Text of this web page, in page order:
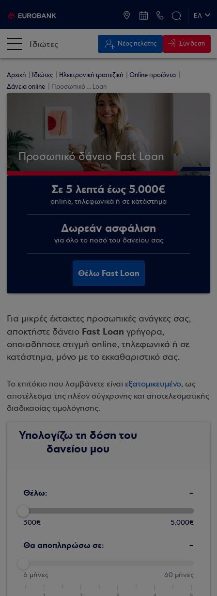
ΕΛ
Ιδιώτες Νέος πελάτης Σύνδεση
Αρχική Ιδιώτες Ηλεκτρονική τραπεζική
Online προϊόντα
Δάνεια online
Προσωπικό ... Loan
Προσωπικό δάνειο Fast Loan
Σε 5 λεπτά έως 5.000€
online, τηλεφωνικά ή σε κατάστημα
Δωρεάν ασφάλιση
για όλο το ποσό του δανείου σας
Θέλω Fast Loan
Για μικρές έκτακτες προσωπικές ανάγκες σας,
αποκτήστε δάνειο Fast Loan γρήγορα,
οποιαδήποτε στιγμή online, τηλεφωνικά ή σε
κατάστημα, μόνο με το εκκαθαριστικό σας.
Το επιτόκιο που λαμβάνετε είναι εξατομικευμένο, ως
αποτέλεσμα της πλέον σύγχρονης και αποτελεσματικής
διαδικασίας τιμολόγησης.
Υπολογίζω τη δόση του
δανείου μου
Θέλω: -
300€ 5.000€
Θα αποπληρώσω σε: -
6 μήνες 60 μήνες